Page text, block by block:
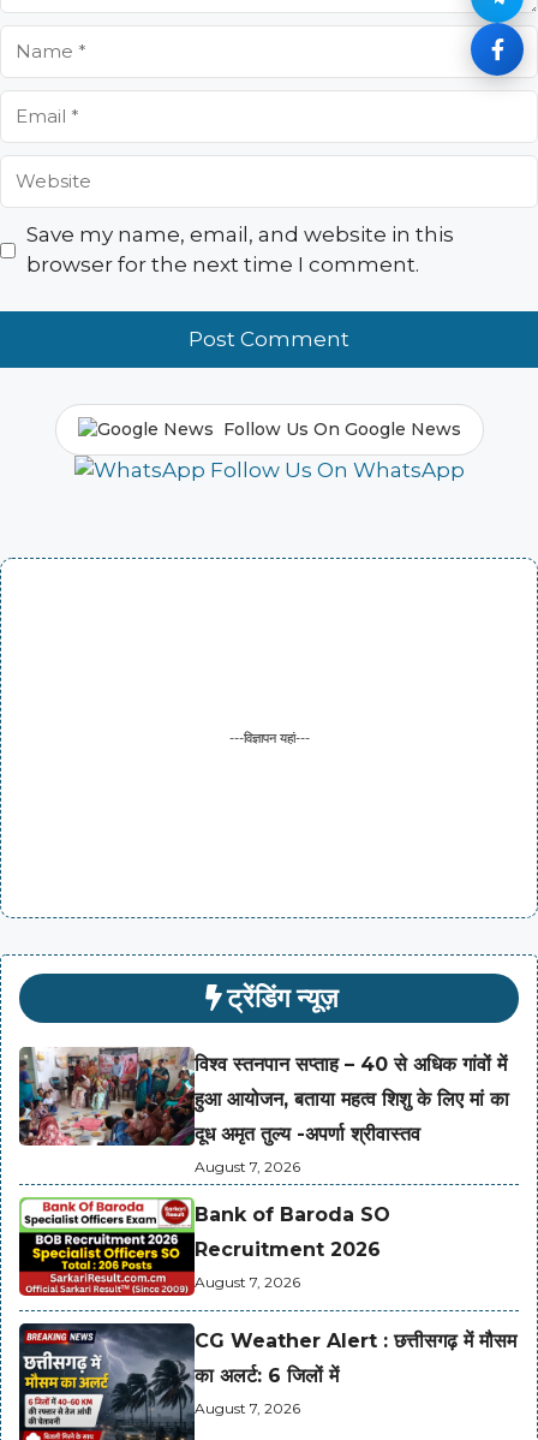
Name
Email
Website
Save my name, email, and website in this
browser for the next time I comment.
Follow Us On Google News
Follow Us On WhatsApp
---विज्ञापन यहां---
ट्रेंडिंग न्यूज़
विश्व स्तनपान सप्ताह – 40 से अधिक गांवों में
हुआ आयोजन, बताया महत्व शिशु के लिए मां का
दूध अमृत तुल्य -अपर्णा श्रीवास्तव
August 7, 2026
Bank of Baroda SO
Recruitment 2026
August 7, 2026
CG Weather Alert : छत्तीसगढ़ में मौसम
का अलर्ट: 6 जिलों में
August 7, 2026